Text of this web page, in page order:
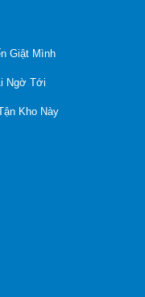
Giật Mình
Ngờ Tới
Kho Này